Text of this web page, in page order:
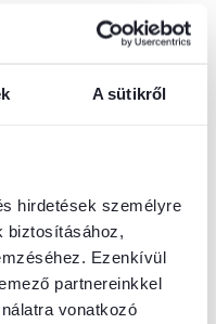
A sütikről
hirdetések személyre
Ezenkívül
partnereinkkel
vonatkozó
csavarodik, a színek
jeleskednek
minden dolog, különösen
szálú kiegészítőkre is.
le őket ollóval.
.
amelyek károsíthatják a